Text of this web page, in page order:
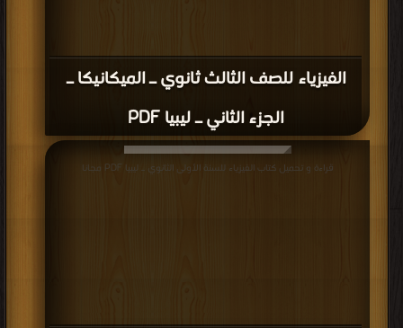
الفيزياء للصف الثالث ثانوي ـ الميكانيكا ـ
الجزء الثاني ـ ليبيا PDF
قراءة و تحميل كتاب الفيزياء للسنة الأولى الثانوي ـ ليبيا PDF مجانا